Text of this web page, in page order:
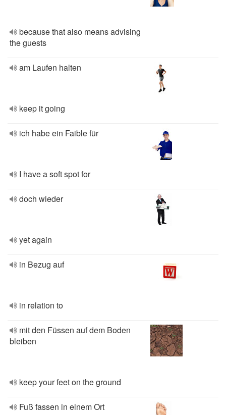
because that also means advising
the guests
am Laufen halten
keep it going
ich habe ein Faible für
I have a soft spot for
doch wieder
yet again
in Bezug auf
in relation to
mit den Füssen auf dem Boden
bleiben
keep your feet on the ground
Fuß fassen in einem Ort